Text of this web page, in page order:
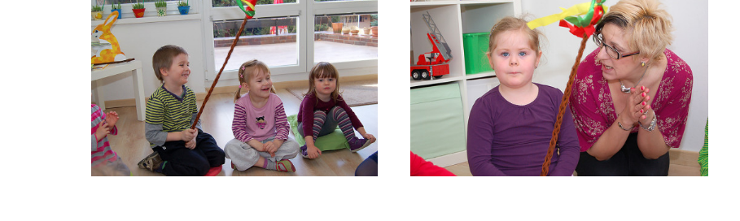
VYPRÁVĚNÍ-O-VELIKONOCÍCH,–
ŘÍKÁNÍ-KOLEDY3
VYPRÁVĚNÍ-O-VELIKONOCÍCH,–
ŘÍKÁNÍ-KOLEDY4